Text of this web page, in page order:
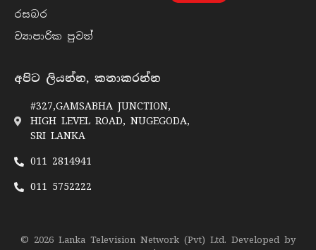
රසබ​ර
ව්‍යාපාරික පුව​ත්
අපිට ලියන්න, කතාකරන්න
#327,GAMSABHA JUNCTION,
HIGH LEVEL ROAD, NUGEGODA,
SRI LANKA
011 2814941
011 5752222
© 2026 Lanka Television Network (Pvt) Ltd. Developed by